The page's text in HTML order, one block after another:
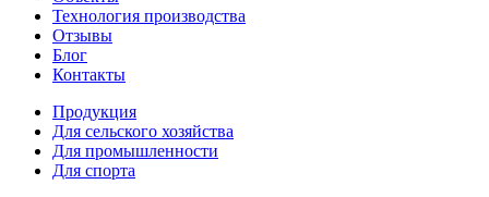
Технология производства
Отзывы
Блог
Контакты
Продукция
Для сельского хозяйства
Для промышленности
Для спорта